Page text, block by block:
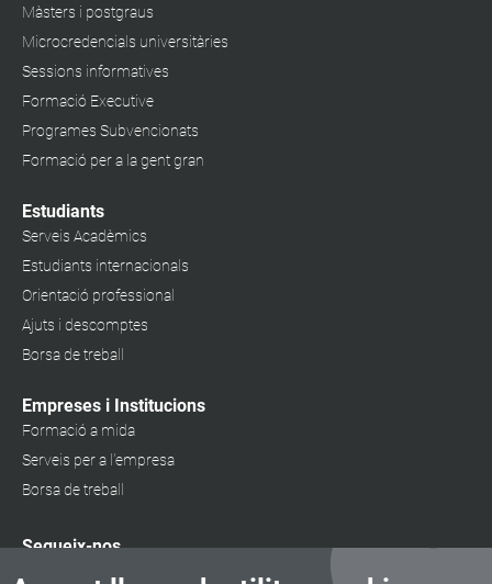
Màsters i postgraus
Microcredencials universitàries
Sessions informatives
Formació Executive
Programes Subvencionats
Formació per a la gent gran
Estudiants
Serveis Acadèmics
Estudiants internacionals
Orientació professional
Ajuts i descomptes
Borsa de treball
Empreses i Institucions
Formació a mida
Serveis per a l'empresa
Borsa de treball
Segueix-nos